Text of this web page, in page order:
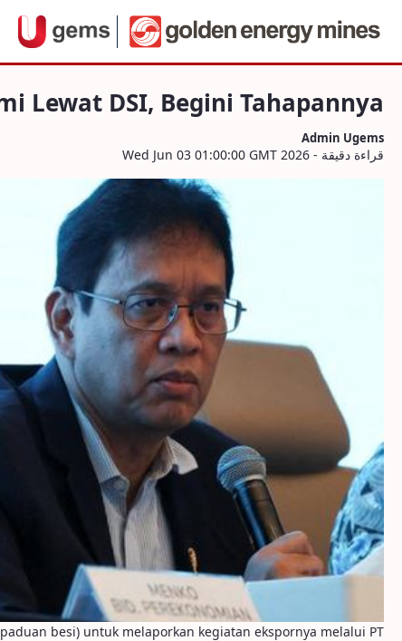
الملاحة
التخطي للمحتوى
Resmi Lewat DSI, Begini Tahapannya
Lewat DSI, Begini Tahapannya
Admin Ugems
قراءة دقيقة - Wed Jun 03 01:00:00 GMT 2026
besi) untuk melaporkan kegiatan ekspornya melalui PT